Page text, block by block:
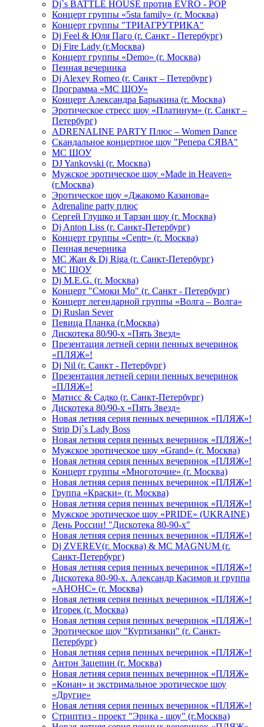
Dj`s BATTLE HOUSE против EVRO - POP
Концерт группы «5sta family» (г. Москва)
Концерт группы "ТРИАГРУТРИКА"
Dj Feel & Юля Паго (г. Санкт - Петербург)
Dj Fire Lady (г.Москва)
Концерт группы «Demo» (г. Москва)
Пенная вечеринка
Dj Alexey Romeo (г. Санкт – Петербург)
Программа «МС ШОУ»
Концерт Александра Барыкина (г. Москва)
Эротическое стресс шоу «Платинум» (г. Санкт –
Петербург)
ADRENALINE PARTY Плюс – Women Dance
Скандальное концертное шоу "Репера СЯВА"
МС ШОУ
DJ Yankovski (г. Москва)
Мужское эротическое шоу «Made in Heaven»
(г.Москва)
Эротическое шоу «Джакомо Казанова»
Adrenaline party плюс
Сергей Глушко и Тарзан шоу (г. Москва)
Dj Anton Liss (г. Санкт-Петербург)
Концерт группы «Centr» (г. Москва)
Пенная вечерника
МС Жан & Dj Riga (г. Санкт-Петербург)
МС ШОУ
Dj M.E.G. (г. Москва)
Концерт "Смоки Мо" (г. Санкт - Петербург)
Концерт легендарной группы «Волга – Волга»
Dj Ruslan Sever
Певица Планка (г.Москва)
Дискотека 80/90-х «Пять Звезд»
Презентация летней серии пенных вечеринок
«ПЛЯЖ»!
Dj Nil (г. Санкт - Петербург)
Презентация летней серии пенных вечеринок
«ПЛЯЖ»!
Матисс & Садко (г. Санкт-Петербург)
Дискотека 80/90-х «Пять Звезд»
Новая летняя серия пенных вечеринок «ПЛЯЖ»!
Strip Dj`s Lady Boss
Новая летняя серия пенных вечеринок «ПЛЯЖ»!
Мужское эротическое шоу «Grand» (г. Москва)
Новая летняя серия пенных вечеринок «ПЛЯЖ»!
Концерт группы «Многоточие» (г. Москва)
Новая летняя серия пенных вечеринок «ПЛЯЖ»!
Группа «Краски» (г. Москва)
Новая летняя серия пенных вечеринок «ПЛЯЖ»!
Мужское эротическое шоу «PRIDE» (UKRAINE)
День России! "Дискотека 80-90-х"
Новая летняя серия пенных вечеринок «ПЛЯЖ»!
Dj ZVEREV(г. Москва) & MC MAGNUM (г.
Санкт-Петербург)
Новая летняя серия пенных вечеринок «ПЛЯЖ»!
Дискотека 80-90-х. Александр Касимов и группа
«АНОНС» (г. Москва)
Новая летняя серия пенных вечеринок «ПЛЯЖ»!
Игорек (г. Москва)
Новая летняя серия пенных вечеринок «ПЛЯЖ»!
Эротическое шоу "Куртизанки" (г. Санкт-
Петербург)
Новая летняя серия пенных вечеринок «ПЛЯЖ»!
Антон Зацепин (г. Москва)
Новая летняя серия пенных вечеринок «ПЛЯЖ»
«Конан» и экстримальное эротическое шоу
«Другие»
Новая летняя серия пенных вечеринок «ПЛЯЖ»!
Стриптиз - проект "Эрика - шоу" (г.Москва)